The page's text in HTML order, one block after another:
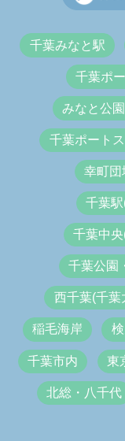
レスト
ホテ
お散
趣味
募
千葉みなと駅
千葉ポ
みなと公
千葉ポート
幸町団
千葉